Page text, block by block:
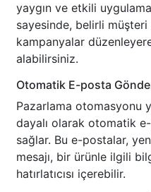
yaygın ve etkili
sayesinde, belirli
kampanyalar
alabilirsiniz.
Otomatik E-posta
Pazarlama otomasyonu
dayalı olarak otomatik
sağlar. Bu e-postalar,
mesajı, bir ürünle ilgili
hatırlatıcısı içerebilir.